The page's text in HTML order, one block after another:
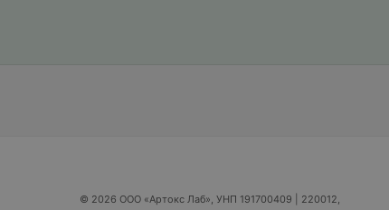
© 2026 ООО «Артокс Лаб», УНП 191700409 | 220012,